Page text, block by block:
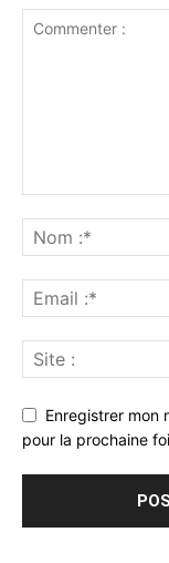
Enregistrer mon
pour la prochaine